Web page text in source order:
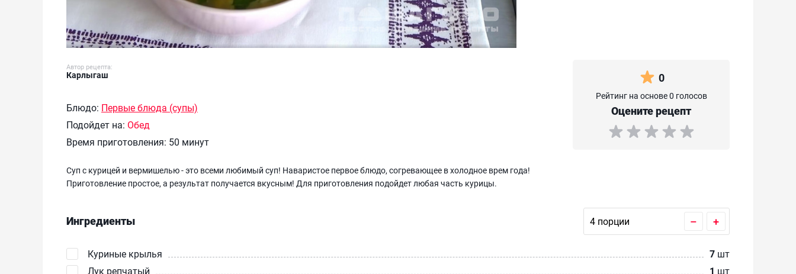
Автор рецепта:
Карлыгаш
Блюдо: Первые блюда (супы)
Подойдет на: Обед
Время приготовления: 50 минут
0
Рейтинг на основе 0 голосов
Оцените рецепт
Суп с курицей и вермишелью - это всеми любимый суп! Наваристое первое блюдо, согревающее в холодное врем года!
Приготовление простое, а результат получается вкусным! Для приготовления подойдет любая часть курицы.
Ингредиенты – +
Куриные крылья 7 шт
Лук репчатый
1 шт